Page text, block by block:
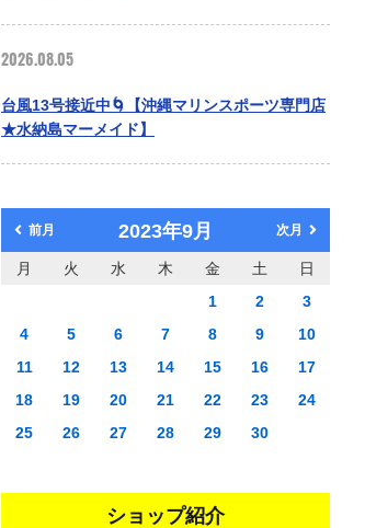
2026.08.05
台風13号接近中🌀【沖縄マリンスポーツ専門店
★水納島マーメイド】
前月 2023年9月 次月
月 火 水 木 金 土
日
1
2
3
4
5 6 7 8 9
10
11
12 13 14 15 16
17
18
19 20 21 22 23
24
25
26 27 28 29 30
ショップ紹介